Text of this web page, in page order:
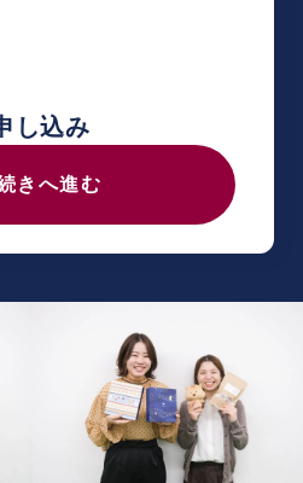
し込み
きへ進む